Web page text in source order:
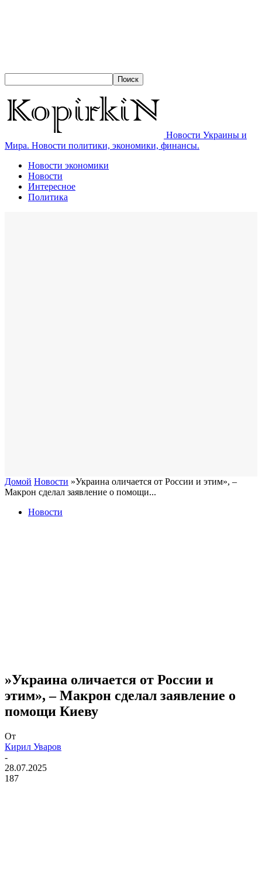
Новости Украины и
Мира. Новости политики, экономики, финансы.
Новости экономики
Новости
Интересное
Политика
Домой Новости ​»Украина оличается от России и этим», –
Макрон сделал заявление о помощи...
Новости
​»Украина оличается от России и
этим», – Макрон сделал заявление о
помощи Киеву
От
Кирил Уваров
-
28.07.2025
187